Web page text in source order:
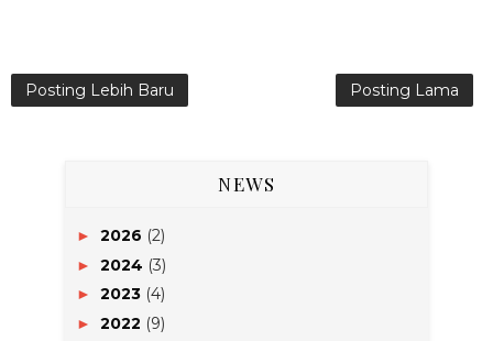
Posting Lebih Baru Posting Lama
NEWS
► 2026 (2)
► 2024 (3)
► 2023 (4)
► 2022 (9)